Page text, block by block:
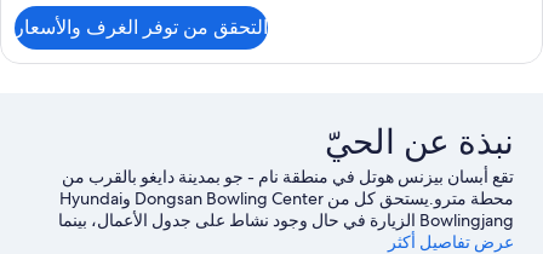
VIP
10,000)
التحقق من توفر الغرف والأسعار
نبذة عن الحيّ
تقع أبسان بيزنس هوتل في منطقة نام - جو بمدينة دايغو بالقرب من
محطة مترو.يستحق كل من Dongsan Bowling Center وHyundai
Bowlingjang الزيارة في حال وجود نشاط على جدول الأعمال، بينما
عرض تفاصيل أكثر